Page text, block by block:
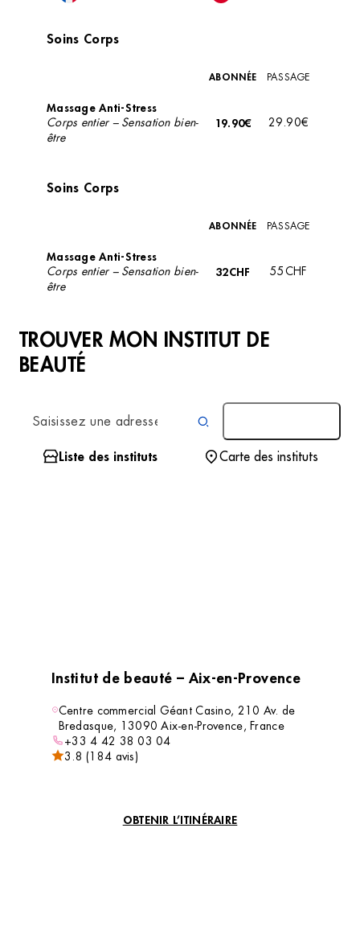
Soins Corps
ABONNÉE PASSAGE
Massage Anti-Stress
Corps entier – Sensation bien-
être
19.90€ 29.90€
Soins Corps
ABONNÉE PASSAGE
Massage Anti-Stress
Corps entier – Sensation bien-
être
32CHF 55CHF
TROUVER MON INSTITUT DE
BEAUTÉ
Liste des instituts Carte des instituts
Institut de beauté – Aix-en-Provence
Centre commercial Géant Casino, 210 Av. de
Bredasque, 13090 Aix-en-Provence, France
+33 4 42 38 03 04
3.8 (184 avis)
OBTENIR L’ITINÉRAIRE